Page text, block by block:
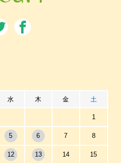
水 木 金 土
1
5 6 7 8
12 13 14 15